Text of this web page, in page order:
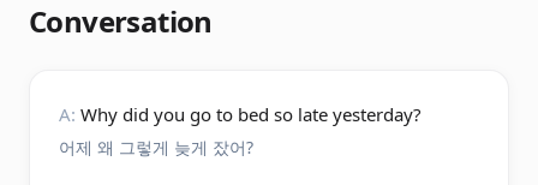
Conversation
A: Why did you go to bed so late yesterday?
어제 왜 그렇게 늦게 잤어?